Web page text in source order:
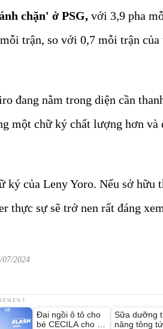
chặn' ở PSG, với 3,9 pha
trận, so với 0,7 mỗi trận của
đang nằm trong diện cần
một chữ ký chất lượng hơn và
ký của Leny Yoro. Nếu sở hữu
thực sự sẽ trở nen rất đáng
2024
Đai ngồi ô tô cho
bé CECILA cho bé
-27%
Sữa dưỡng
nâng tông